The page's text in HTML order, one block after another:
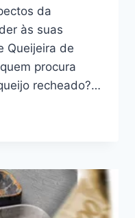
da
às suas
Queijeira de
procura
recheado?…